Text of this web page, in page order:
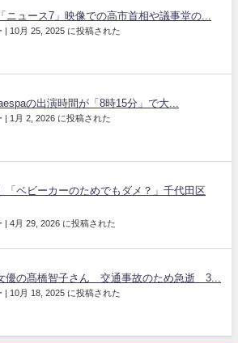
ニュース7」映像での高市首相や議事堂の...
| 10月 25, 2025 に投稿された
の出演時間が「8時15分」で大...
| 1月 2, 2026 に投稿された
「ベビーカーのためでもダメ？」千代田区
| 4月 29, 2026 に投稿された
優の髙橋智子さん 交通事故のため急逝 3...
| 10月 18, 2025 に投稿された